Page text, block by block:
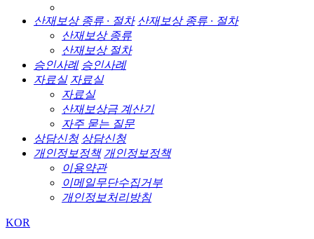
산재보상 종류 · 절차 산재보상 종류 · 절차
산재보상 종류
산재보상 절차
승인사례 승인사례
자료실 자료실
자료실
산재보상금 계산기
자주 묻는 질문
상담신청 상담신청
개인정보정책 개인정보정책
이용약관
이메일무단수집거부
개인정보처리방침
KOR